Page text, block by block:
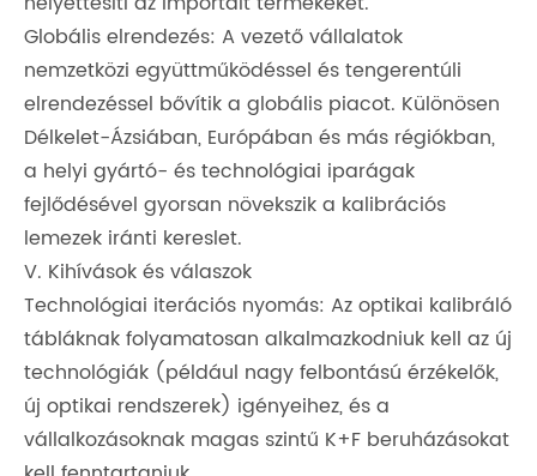
Globális elrendezés: A vezető vállalatok
nemzetközi együttműködéssel és tengerentúli
elrendezéssel bővítik a globális piacot. Különösen
Délkelet-Ázsiában, Európában és más régiókban,
a helyi gyártó- és technológiai iparágak
fejlődésével gyorsan növekszik a kalibrációs
lemezek iránti kereslet.
V. Kihívások és válaszok
Technológiai iterációs nyomás: Az optikai kalibráló
tábláknak folyamatosan alkalmazkodniuk kell az új
technológiák (például nagy felbontású érzékelők,
új optikai rendszerek) igényeihez, és a
vállalkozásoknak magas szintű K+F beruházásokat